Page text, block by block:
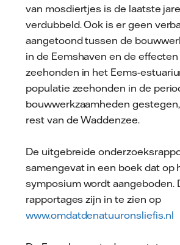
van mosdiertjes is de laatste
verdubbeld. Ook is er geen
aangetoond tussen de
in de Eemshaven en de
zeehonden in het Eems-
populatie zeehonden in de
bouwwerkzaamheden
rest van de Waddenzee.
De uitgebreide
samengevat in een boek dat op
symposium wordt aangeboden.
rapportages zijn in te zien op
www.omdatdenatuuronsliefis.nl